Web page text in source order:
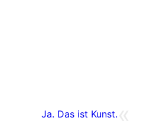
Ja. Das ist Kunst.